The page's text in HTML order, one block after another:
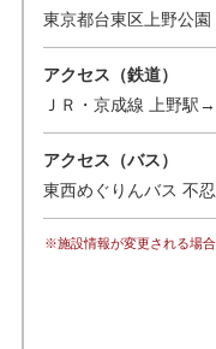
東京都台東区上野公園
アクセス（鉄道）
ＪＲ・京成線 上野駅
アクセス（バス）
東西めぐりんバス 不
※施設情報が変更される場